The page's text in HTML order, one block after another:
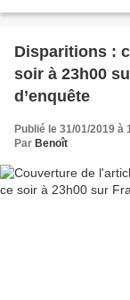
Disparitions :
soir à 23h00
d’enquête
Publié le 31/01/2019 à
Par Benoît